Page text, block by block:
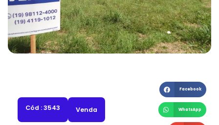
Cód : 3543 Venda
Facebook
WhatsApp